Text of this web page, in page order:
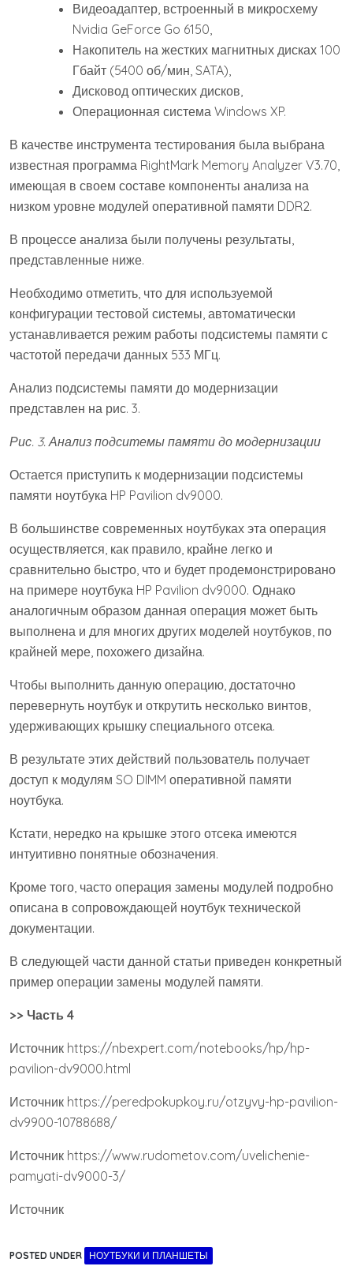
Видеоадаптер, встроенный в микросхему
Nvidia GeForce Go 6150,
Накопитель на жестких магнитных дисках 100
Гбайт (5400 об/мин, SATA),
Дисковод оптических дисков,
Операционная система Windows XP.
В качестве инструмента тестирования была выбрана
известная программа RightMark Memory Analyzer V3.70,
имеющая в своем составе компоненты анализа на
низком уровне модулей оперативной памяти DDR2.
В процессе анализа были получены результаты,
представленные ниже.
Необходимо отметить, что для используемой
конфигурации тестовой системы, автоматически
устанавливается режим работы подсистемы памяти с
частотой передачи данных 533 МГц.
Анализ подсистемы памяти до модернизации
представлен на рис. 3.
Рис. 3. Анализ подситемы памяти до модернизации
Остается приступить к модернизации подсистемы
памяти ноутбука HP Pavilion dv9000.
В большинстве современных ноутбуках эта операция
осуществляется, как правило, крайне легко и
сравнительно быстро, что и будет продемонстрировано
на примере ноутбука HP Pavilion dv9000. Однако
аналогичным образом данная операция может быть
выполнена и для многих других моделей ноутбуков, по
крайней мере, похожего дизайна.
Чтобы выполнить данную операцию, достаточно
перевернуть ноутбук и открутить несколько винтов,
удерживающих крышку специального отсека.
В результате этих действий пользователь получает
доступ к модулям SO DIMM оперативной памяти
ноутбука.
Кстати, нередко на крышке этого отсека имеются
интуитивно понятные обозначения.
Кроме того, часто операция замены модулей подробно
описана в сопровождающей ноутбук технической
документации.
В следующей части данной статьи приведен конкретный
пример операции замены модулей памяти.
>> Часть 4
Источник https://nbexpert.com/notebooks/hp/hp-
pavilion-dv9000.html
Источник https://peredpokupkoy.ru/otzyvy-hp-pavilion-
dv9900-10788688/
Источник https://www.rudometov.com/uvelichenie-
pamyati-dv9000-3/
Источник
POSTED UNDER НОУТБУКИ И ПЛАНШЕТЫ